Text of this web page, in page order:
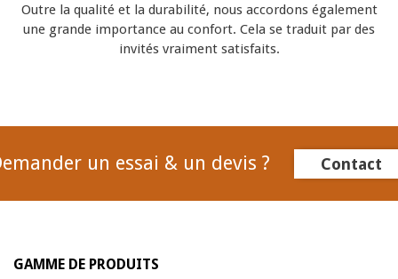
Outre la qualité et la durabilité, nous accordons également
une grande importance au confort. Cela se traduit par des
invités vraiment satisfaits.
un essai & un devis ? Contact
GAMME DE PRODUITS